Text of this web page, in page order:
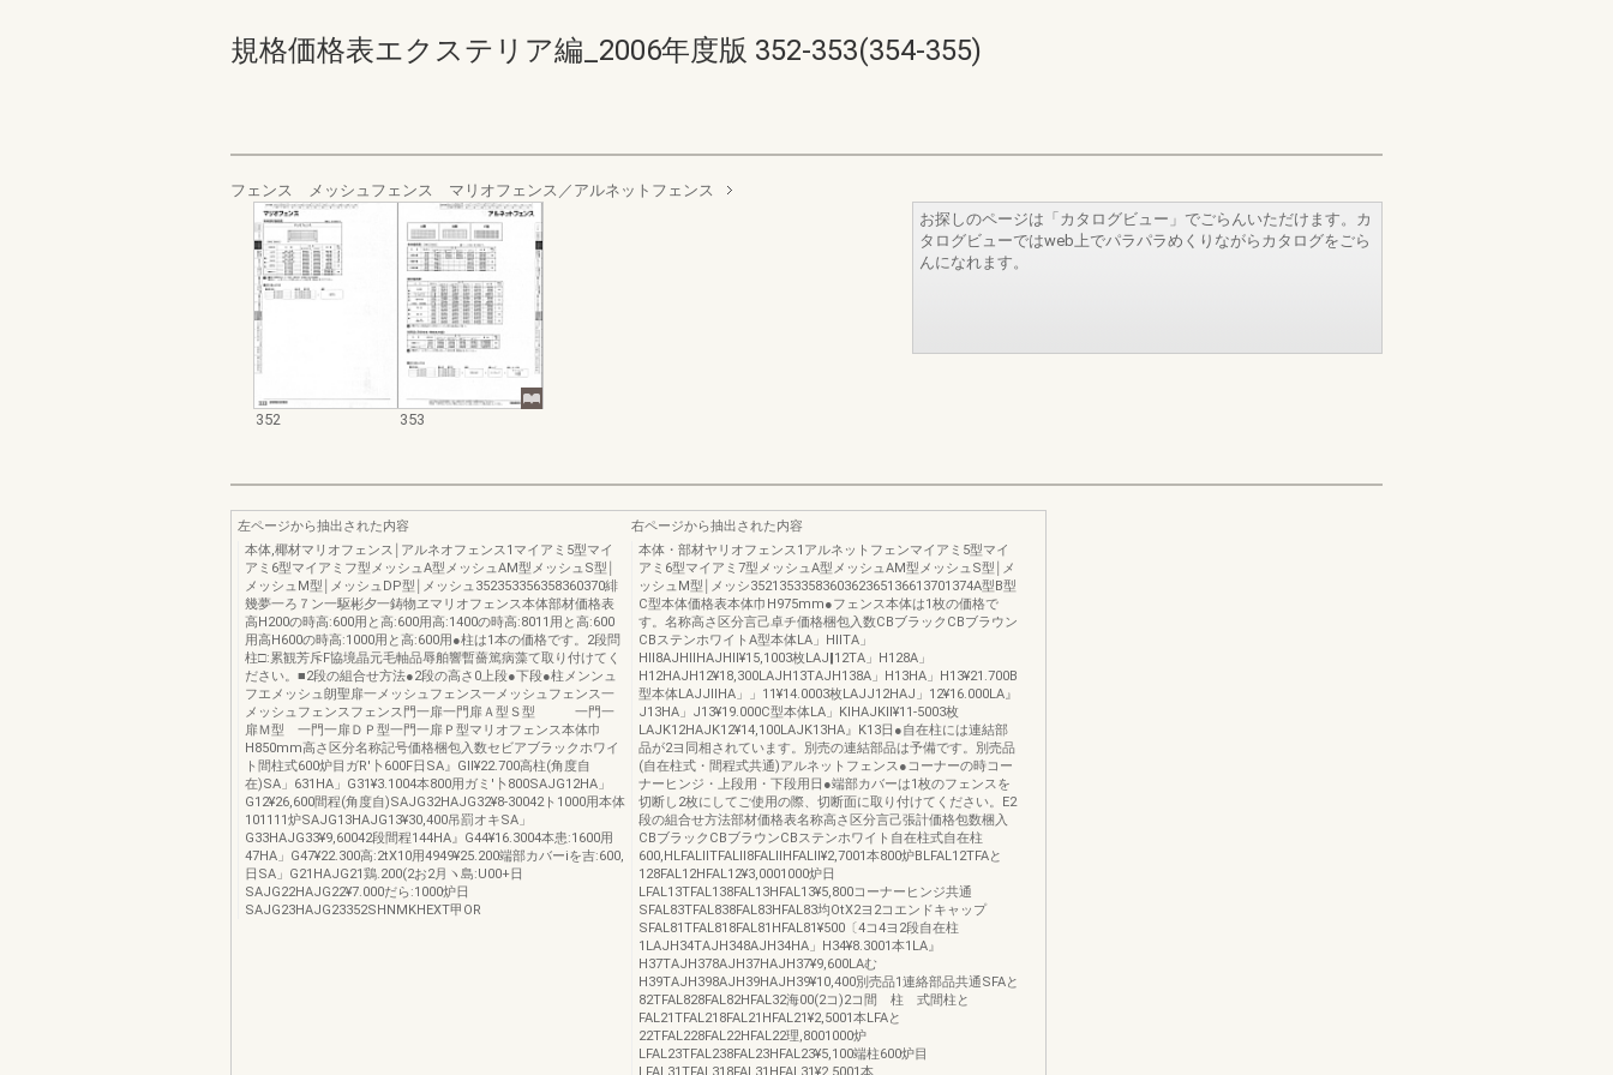
規格価格表エクステリア編_2006年度版 352-353(354-355)
フェンス メッシュフェンス マリオフェンス／アルネットフェンス
352 353
お探しのページは「カタログビュー」でごらんいただけます。カ
タログビューではweb上でパラパラめくりながらカタログをごら
んになれます。
左ページから抽出された内容
本体,椰材マリオフェンス￨アルネオフェンス1マイアミ5型マイ
アミ6型マイアミフ型メッシュA型メッシュAM型メッシュS型￨
メッシュM型￨メッシュDP型￨メッシュ352353356358360370緋
幾夢一ろ７ン一駆彬夕一鋳物ヱマリオフェンス本体部材価格表
高H200の時高:600用と高:600用高:1400の時高:8011用と高:600
用高H600の時高:1000用と高:600用●柱は1本の価格です。2段問
柱□:累観芳斥F協境晶元毛軸品辱舶響暫薔篤病藻て取り付けてく
ださい。■2段の組合せ方法●2段の高さ0上段●下段●柱メンンュ
フエメッシュ朗聖扉一メッシュフェンス一メッシュフェンス一
メッシュフェンスフェンス門一扉一門扉Ａ型Ｓ型 一門一
扉Ｍ型 一門一扉ＤＰ型一門一扉Ｐ型マリオフェンス本体巾
H850mm高さ区分名称記号価格梱包入数セビアブラックホワイ
ト間柱式600炉目ガR'卜600F日SA』Gll¥22.700高柱(角度自
在)SA」631HA」G31¥3.1004本800用ガミ'卜800SAJG12HA」
G12¥26,600間程(角度自)SAJG32HAJG32¥8‐30042ト1000用本体
101111炉SAJG13HAJG13¥30,400吊罰オキSA」
G33HAJG33¥9,60042段間程144HA』G44¥16.3004本患:1600用
47HA」G47¥22.300高:2tX10用4949¥25.200端部カバーiを吉:600,
日SA」G21HAJG21鶏.200(2お2月ヽ島:U00+日
SAJG22HAJG22¥7.000だら:1000炉日
SAJG23HAJG23352SHNMKHEXT甲OR
右ページから抽出された内容
本体・部材ヤリオフェンス1アルネットフェンマイアミ5型マイ
アミ6型マイアミ7型メッシュA型メッシュAM型メッシュS型￨メ
ッシュM型￨メッシ3521353358360362365136613701374A型B型
C型本体価格表本体巾H975mm●フェンス本体は1枚の価格で
す。名称高さ区分言己卓チ価格梱包入数CBブラックCBブラウン
CBステンホワイトA型本体LA」HllTA」
Hll8AJHllHAJHll¥15,1003枚LAJ‖12TA」H128A」
H12HAJH12¥18,300LAJH13TAJH138A」H13HA」H13¥21.700B
型本体LAJJllHA」」11¥14.0003枚LAJJ12HAJ」12¥16.000LA』
J13HA」J13¥19.000C型本体LA」KlHAJKll¥11‐5003枚
LAJK12HAJK12¥14,100LAJK13HA』K13日●自在柱には連結部
品が2ヨ同相されています。別売の連結部品は予備です。別売品
(自在柱式・間程式共通)アルネットフェンス●コーナーの時コー
ナーヒンジ・上段用・下段用日●端部カバーは1枚のフェンスを
切断し2枚にしてご使用の際、切断面に取り付けてください。E2
段の組合せ方法部材価格表名称高さ区分言己張計価格包数梱入
CBブラックCBブラウンCBステンホワイト自在柱式自在柱
600,HLFALllTFALll8FALllHFALll¥2,7001本800炉BLFAL12TFAと
128FAL12HFAL12¥3,0001000炉日
LFAL13TFAL138FAL13HFAL13¥5,800コーナーヒンジ共通
SFAL83TFAL838FAL83HFAL83均OtX2ヨ2コエンドキャップ
SFAL81TFAL818FAL81HFAL81¥500〔4コ4ヨ2段自在柱
1LAJH34TAJH348AJH34HA」H34¥8.3001本1LA』
H37TAJH378AJH37HAJH37¥9,600LAむ
H39TAJH398AJH39HAJH39¥10,400別売品1連絡部品共通SFAと
82TFAL828FAL82HFAL32海00(2コ)2コ間 柱 式間柱と
FAL21TFAL218FAL21HFAL21¥2,5001本LFAと
22TFAL228FAL22HFAL22理,8001000炉
LFAL23TFAL238FAL23HFAL23¥5,100端柱600炉目